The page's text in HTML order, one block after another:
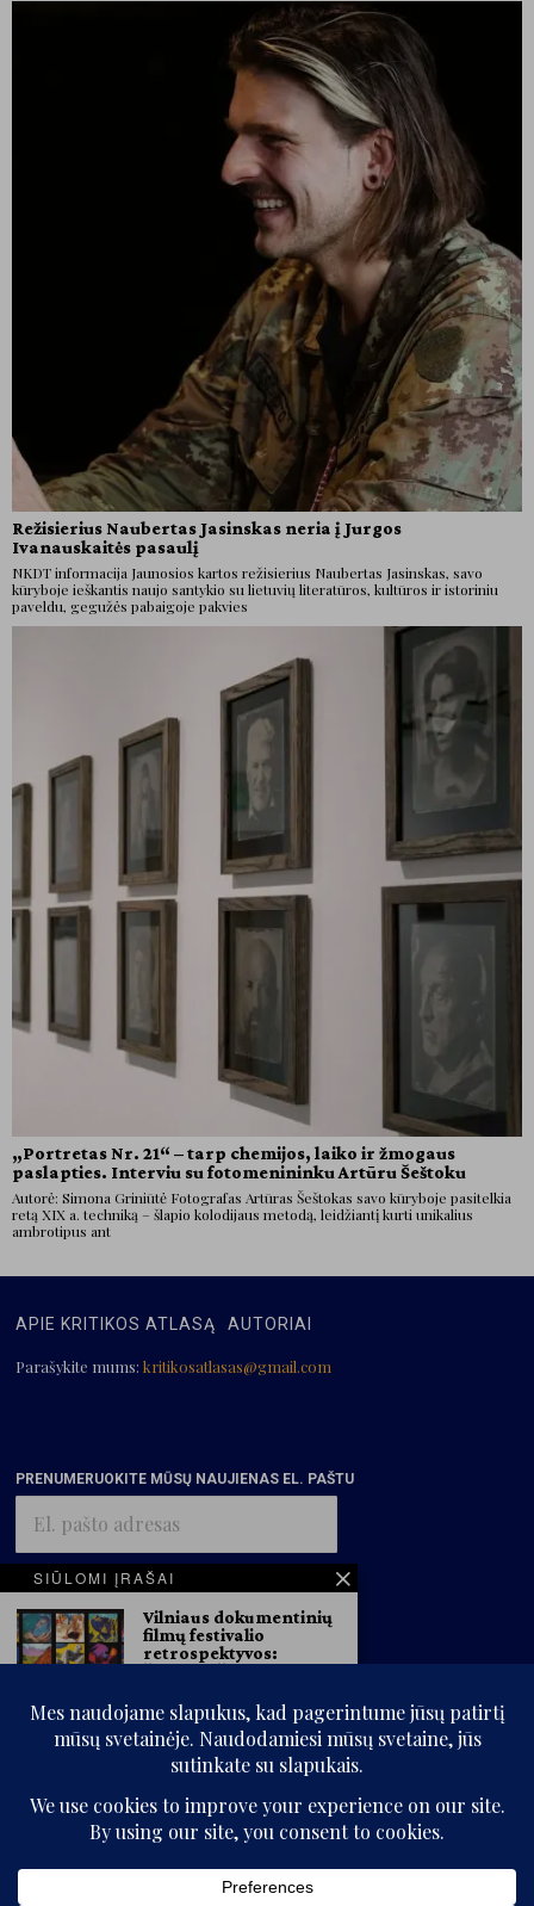
Režisierius Naubertas Jasinskas neria į Jurgos
Ivanauskaitės pasaulį
NKDT informacija Jaunosios kartos režisierius Naubertas Jasinskas, savo
kūryboje ieškantis naujo santykio su lietuvių literatūros, kultūros ir istoriniu
paveldu, gegužės pabaigoje pakvies
„Portretas Nr. 21“ – tarp chemijos, laiko ir žmogaus
paslapties. Interviu su fotomenininku Artūru Šeštoku
Autorė: Simona Griniūtė Fotografas Artūras Šeštokas savo kūryboje pasitelkia
retą XIX a. techniką – šlapio kolodijaus metodą, leidžiantį kurti unikalius
ambrotipus ant
APIE KRITIKOS ATLASĄ AUTORIAI
Parašykite mums:kritikosatlasas@gmail.com
PRENUMERUOKITE MŪSŲ NAUJIENAS EL. PAŠTU
pašto
adresas
PRENUMERUOTI
© „Kritikos atlasas“, 2025. Visos teisės saugomos.
draudžiama.
SIŪLOMI ĮRAŠAI
Vilniaus dokumentinių
filmų festivalio
retrospektyvos:
Kavaliauskas
garsovaizdžiai
VDFF informacija Šiais metais
Vilniaus dokumentinių filmų
festivalio retrospektyvinės
programos,
Adolfui Mekui – 100.
menininko filmai,
išleisti dienoraščiai